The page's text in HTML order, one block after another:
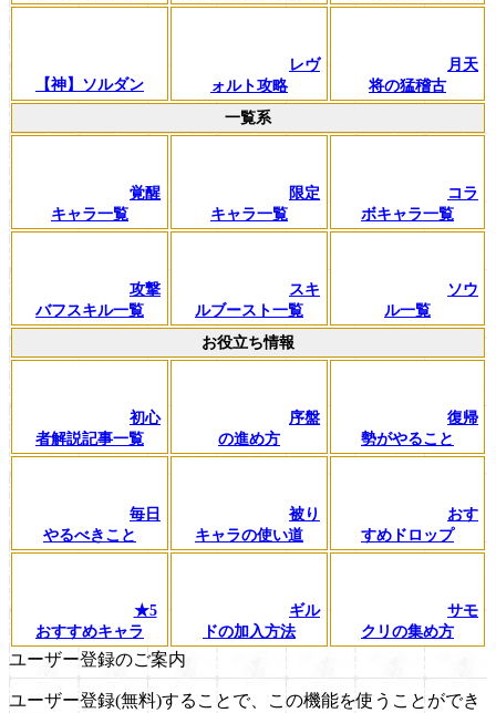
【神】ソルダン
レヴ
ォルト攻略
月天
将の猛稽古
一覧系
覚醒
キャラ一覧
限定
キャラ一覧
コラ
ボキャラ一覧
攻撃
バフスキル一覧
スキ
ルブースト一覧
ソウ
ル一覧
お役立ち情報
初心
者解説記事一覧
序盤
の進め方
復帰
勢がやること
毎日
やるべきこと
被り
キャラの使い道
おす
すめドロップ
★5
おすすめキャラ
ギル
ドの加入方法
サモ
クリの集め方
ユーザー登録のご案内
ユーザー登録(無料)することで、この機能を使うことができ